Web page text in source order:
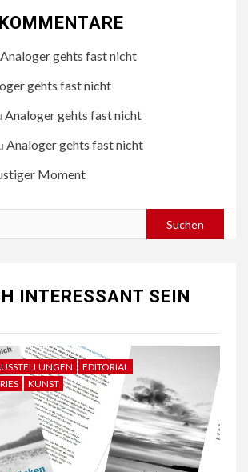
Analoger gehts fast nicht
gehts fast nicht
Analoger gehts fast nicht
Analoger gehts fast nicht
Moment
INTERESSANT SEIN
EDITORIAL
KUNST